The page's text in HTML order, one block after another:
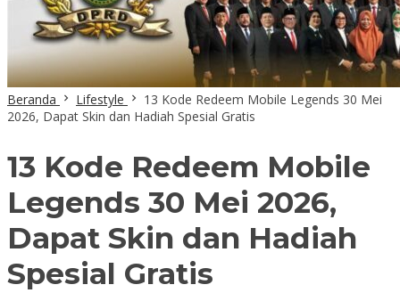
Beranda Lifestyle
13 Kode Redeem Mobile Legends 30 Mei
2026, Dapat Skin dan Hadiah Spesial Gratis
13 Kode Redeem Mobile
Legends 30 Mei 2026,
Dapat Skin dan Hadiah
Spesial Gratis